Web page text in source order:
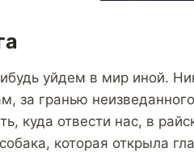
уйдем в мир иной.
за гранью
куда отвести нас, в
которая открыла